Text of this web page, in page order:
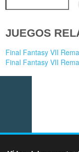
JUEGOS
Final Fantasy VII
Final Fantasy VII